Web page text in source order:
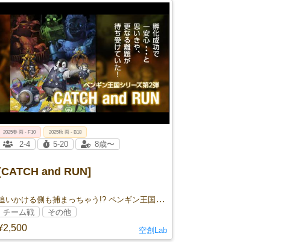
[CATCH and RUN]
追いかける側も捕まっちゃう!? ペンギン王国の命運を握る追いかけっこ!
2025春 両 - F10 2025秋 両 - B18
2-4 5-20 8歳〜
チーム戦 その他
空創Lab